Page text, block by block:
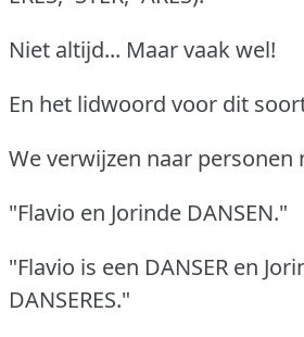
Niet altijd... Maar vaak wel!
En het lidwoord voor dit
We verwijzen naar personen
"Flavio en Jorinde DANSEN."
"Flavio is een DANSER en
DANSERES."